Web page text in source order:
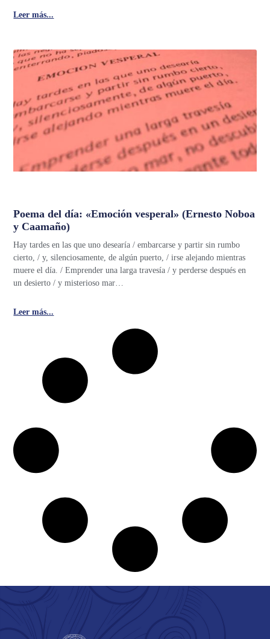
Leer más...
Poema del día: «Emoción vesperal» (Ernesto Noboa
y Caamaño)
Hay tardes en las que uno desearía / embarcarse y partir sin rumbo
cierto, / y, silenciosamente, de algún puerto, / irse alejando mientras
muere el día. / Emprender una larga travesía / y perderse después en
un desierto / y misterioso mar…
Leer más...